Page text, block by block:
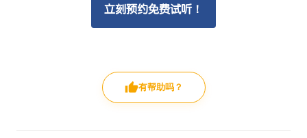
立刻预约免费试听！
有帮助吗？